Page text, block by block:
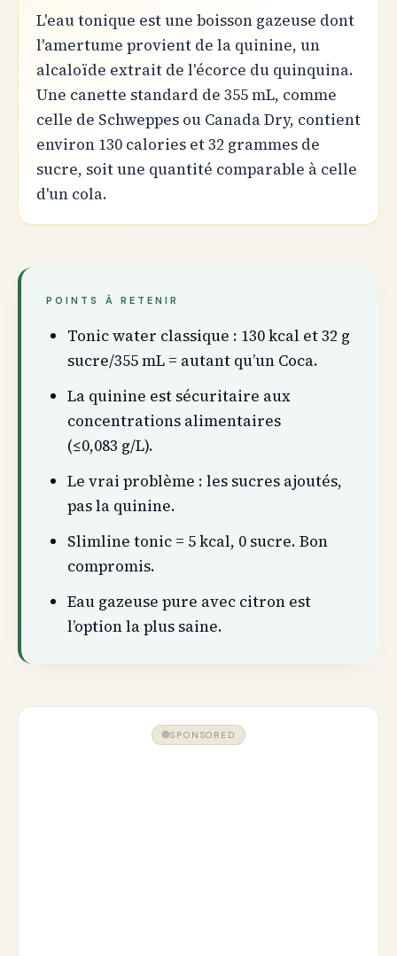
L'eau tonique est une boisson gazeuse dont
l'amertume provient de la quinine, un
alcaloïde extrait de l'écorce du quinquina.
Une canette standard de 355 mL, comme
celle de Schweppes ou Canada Dry, contient
environ 130 calories et 32 grammes de
sucre, soit une quantité comparable à celle
d'un cola.
POINTS À RETENIR
Tonic water classique : 130 kcal et 32 g
sucre/355 mL = autant qu’un Coca.
La quinine est sécuritaire aux
concentrations alimentaires
(≤0,083 g/L).
Le vrai problème : les sucres ajoutés,
pas la quinine.
Slimline tonic = 5 kcal, 0 sucre. Bon
compromis.
Eau gazeuse pure avec citron est
l’option la plus saine.
SPONSORED